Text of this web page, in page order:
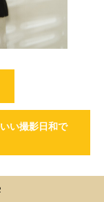
い撮影日和で